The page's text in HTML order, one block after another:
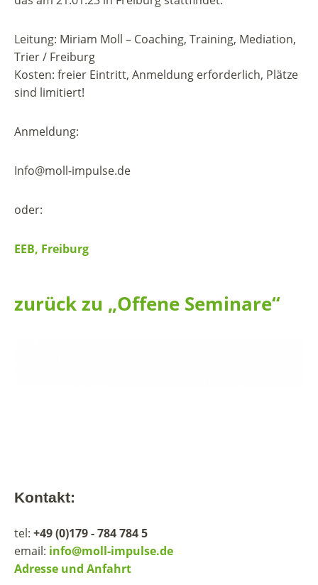
Leitung: Miriam Moll – Coaching, Training, Mediation,
Trier / Freiburg
Kosten: freier Eintritt, Anmeldung erforderlich, Plätze
sind limitiert!
Anmeldung:
Info@moll-impulse.de
oder:
EEB, Freiburg
zurück zu „Offene Seminare“
Kontakt:
tel: +49 (0)179 - 784 784 5
email: info@moll-impulse.de
Adresse und Anfahrt